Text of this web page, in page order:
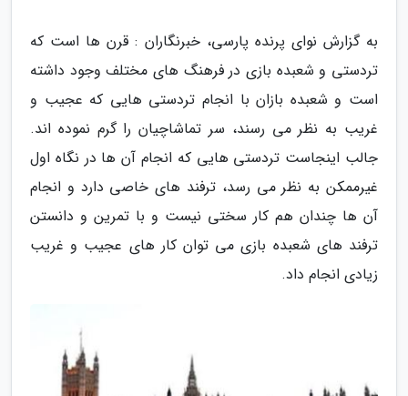
به گزارش نوای پرنده پارسی، خبرنگاران : قرن ها است که
تردستی و شعبده بازی در فرهنگ های مختلف وجود داشته
است و شعبده بازان با انجام تردستی هایی که عجیب و
غریب به نظر می رسند، سر تماشاچیان را گرم نموده اند.
جالب اینجاست تردستی هایی که انجام آن ها در نگاه اول
غیرممکن به نظر می رسد، ترفند های خاصی دارد و انجام
آن ها چندان هم کار سختی نیست و با تمرین و دانستن
ترفند های شعبده بازی می توان کار های عجیب و غریب
زیادی انجام داد.